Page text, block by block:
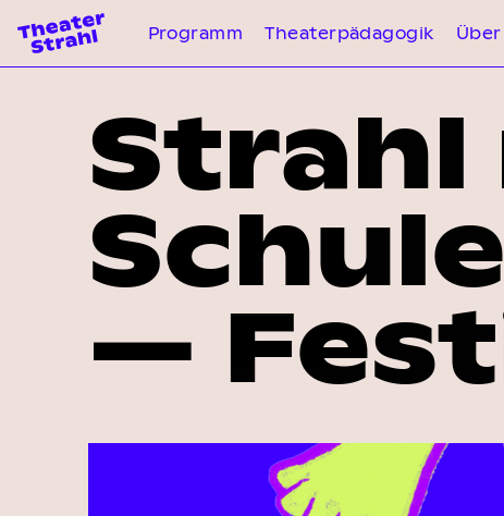
Programm Theaterpädagogik
Strahl
Schule
—